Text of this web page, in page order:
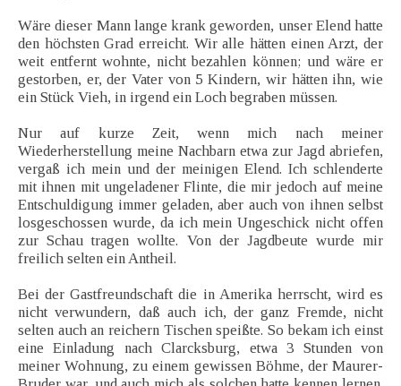
Wäre dieser Mann lange krank geworden, unser Elend hatte
den höchsten Grad erreicht. Wir alle hätten einen Arzt, der
weit entfernt wohnte, nicht bezahlen können; und wäre er
gestorben, er, der Vater von 5 Kindern, wir hätten ihn, wie
ein Stück Vieh, in irgend ein Loch begraben müssen.
Nur auf kurze Zeit, wenn mich nach meiner
Wiederherstellung meine Nachbarn etwa zur Jagd abriefen,
vergaß ich mein und der meinigen Elend. Ich schlenderte
mit ihnen mit ungeladener Flinte, die mir jedoch auf meine
Entschuldigung immer geladen, aber auch von ihnen selbst
losgeschossen wurde, da ich mein Ungeschick nicht offen
zur Schau tragen wollte. Von der Jagdbeute wurde mir
freilich selten ein Antheil.
Bei der Gastfreundschaft die in Amerika herrscht, wird es
nicht verwundern, daß auch ich, der ganz Fremde, nicht
selten auch an reichern Tischen speißte. So bekam ich einst
eine Einladung nach Clarcksburg, etwa 3 Stunden von
meiner Wohnung, zu einem gewissen Böhme, der Maurer-